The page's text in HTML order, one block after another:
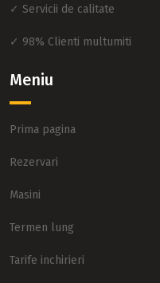
✓ Servicii de calitate
✓ 98% Clienti multumiti
Meniu
Prima pagina
Rezervari
Masini
Termen lung
Tarife inchirieri